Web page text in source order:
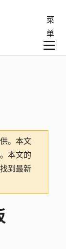
菜
单
。 本文
本文的
到最新